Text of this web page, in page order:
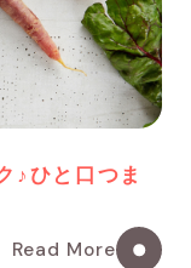
♪ひと口つま
Read More